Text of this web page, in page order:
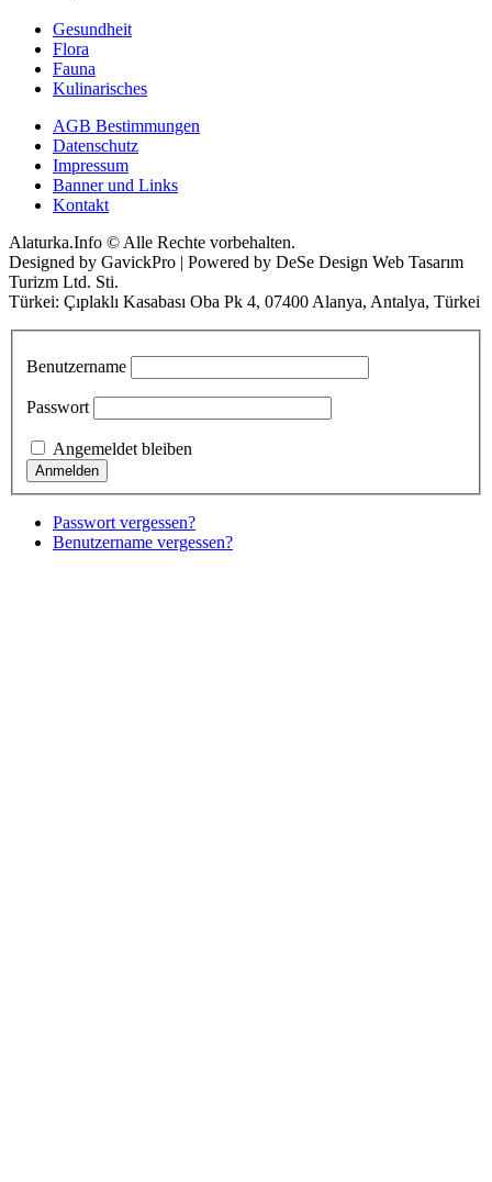
Gesundheit
Flora
Fauna
Kulinarisches
AGB Bestimmungen
Datenschutz
Impressum
Banner und Links
Kontakt
Alaturka.Info © Alle Rechte vorbehalten.
Designed by GavickPro | Powered by DeSe Design Web Tasarım
Turizm Ltd. Sti.
Türkei: Çıplaklı Kasabası Oba Pk 4, 07400 Alanya, Antalya, Türkei
Benutzername
Passwort
Angemeldet bleiben
Passwort vergessen?
Benutzername vergessen?